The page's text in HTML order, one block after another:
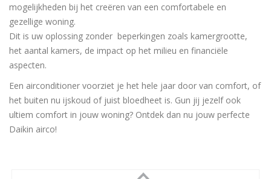
mogelijkheden bij het creëren van een comfortabele en
gezellige woning.
Dit is uw oplossing zonder beperkingen zoals kamergrootte,
het aantal kamers, de impact op het milieu en financiële
aspecten.
Een airconditioner voorziet je het hele jaar door van comfort, of
het buiten nu ijskoud of juist bloedheet is. Gun jij jezelf ook
ultiem comfort in jouw woning? Ontdek dan nu jouw perfecte
Daikin airco!